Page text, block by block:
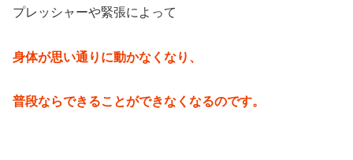
プレッシャーや緊張によって
身体が思い通りに動かなくなり、
普段ならできることができなくなるのです。